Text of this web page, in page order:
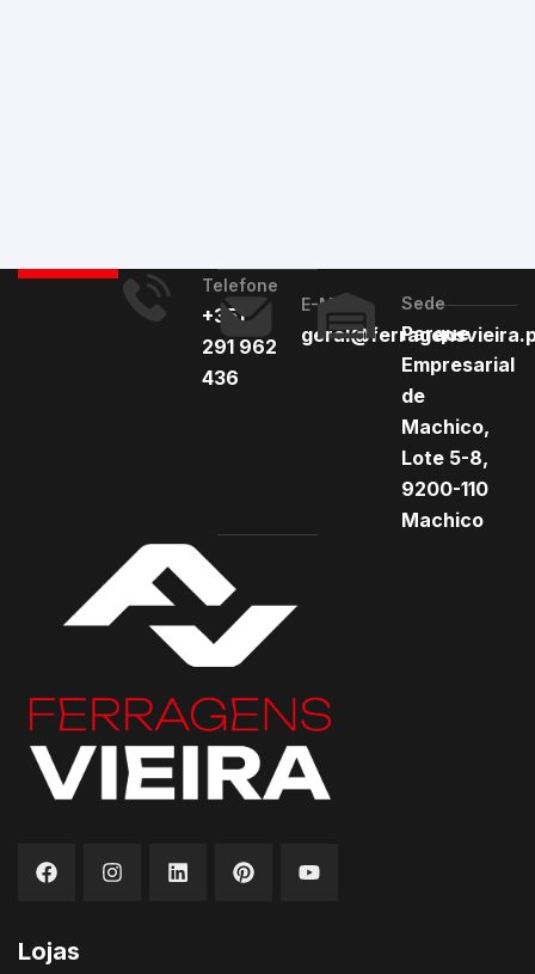
Telefone
+351
291 962
436
E-Mail Sede
Parque
Empresarial
de
Machico,
Lote 5-8,
9200-110
Machico
Lojas